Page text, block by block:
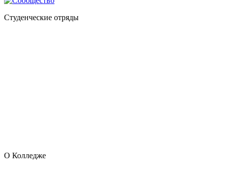
Студенческие отряды
О Колледже